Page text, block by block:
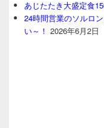
あじたたき大盛定食
24時間営業のソルロ
い～！ 2026年6月2日